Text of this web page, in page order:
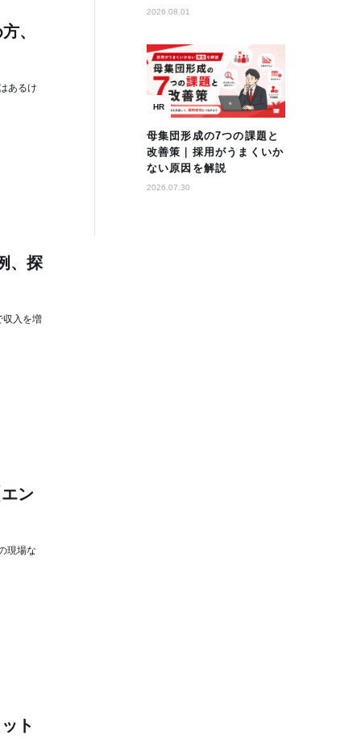
、
あるけ
、探
収入を増
ン
現場な
ト
2026.08.01
HR
母集団形成の7つの課題と
改善策｜採用がうまくいか
ない原因を解説
2026.07.30